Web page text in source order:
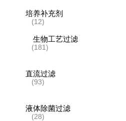
培养补充剂
(12)
生物工艺过滤
(181)
直流过滤
(93)
液体除菌过滤
(28)